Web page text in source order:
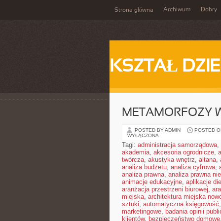
Strona główna Archiwum Dobry
KSZTAŁ
METAMORFOZY
POSTED BY ADMIN POSTED
WYŁĄCZONA
Tagi: administracja samorządowa,
akademia, akcesoria ogrodnicze,
twórcza, akustyka wnętrz, altana,
analiza budżetu, analiza cyfrowa,
analiza prawna, analiza prawna
animacje edukacyjne, aplikacje
aranżacja przestrzeni biurowej,
miejska, architektura miejska
sztuki, automatyczna księgowość,
marketingowe, badania opinii
klientów, bezpieczeństwo domowe,